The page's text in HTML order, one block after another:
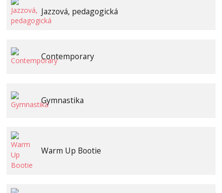
Jazzová, pedagogická
Contemporary
Gymnastika
Warm Up Bootie